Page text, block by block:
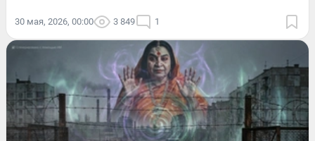
30 мая, 2026, 00:00 3 849 1